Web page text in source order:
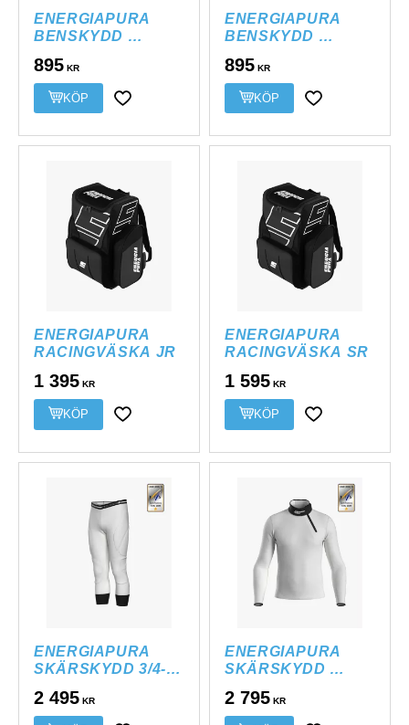
ENERGIAPURA
BENSKYDD
895 KR
Lägg till i favoriter
ENERGIAPURA
BENSKYDD
895 KR
Lägg till i
ENERGIAPURA
RACINGVÄSKA JR
1 395 KR
Lägg till i favoriter
KÖP
ENERGIAPURA
RACINGVÄSKA SR
1 595 KR
Lägg till i
KÖP
ENERGIAPURA
SKÄRSKYDD 3/4-
2 495 KR
ENERGIAPURA
SKÄRSKYDD
2 795 KR